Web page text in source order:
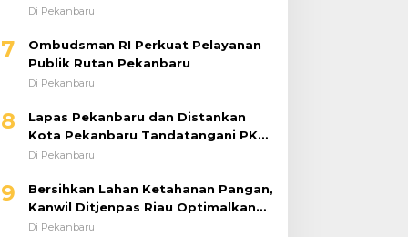
El Niño dan Prioritaskan
Di Pekanbaru
7
Ombudsman RI Perkuat Pelayanan
Publik Rutan Pekanbaru
Di Pekanbaru
8
Lapas Pekanbaru dan Distankan
Kota Pekanbaru Tandatangani PKS,
Warga Binaan Dibekali Keterampilan
Di Pekanbaru
9
Bersihkan Lahan Ketahanan Pangan,
Kanwil Ditjenpas Riau Optimalkan
Produktivitas
Di Pekanbaru